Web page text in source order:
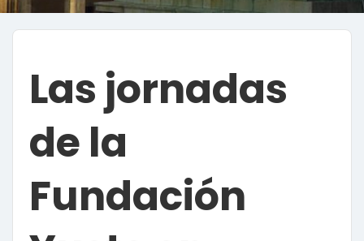
Las jornadas
de la
Fundación